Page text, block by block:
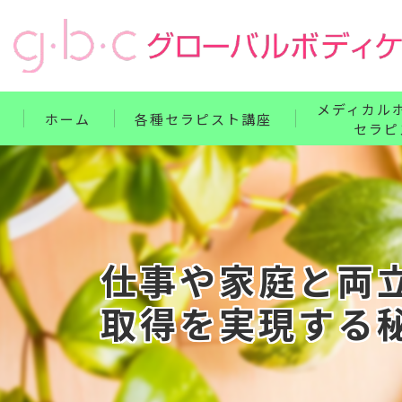
ホーム 各種セラピスト講座
リンパ・ボディケア整体コース
フェイス・ヘッド・耳つぼコース
ハンドコース
フットコース
ベビー・腸もみコース
セット講座
メディカル
セラ
セット講座
ホームドクタ
仕事や家庭と両
取得を実現する